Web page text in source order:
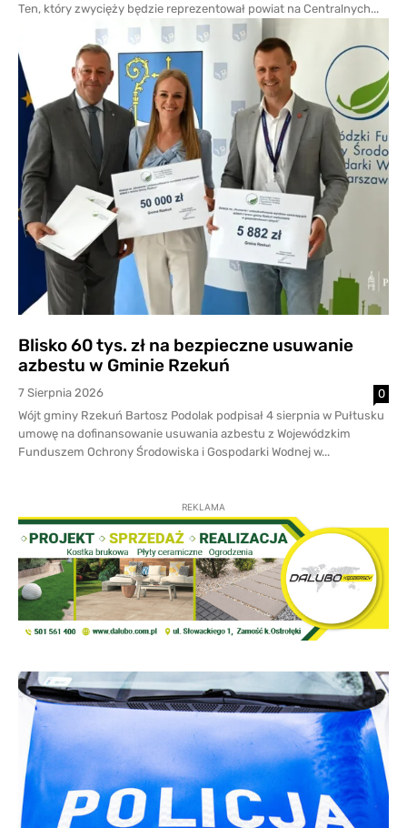
Ten, który zwycięży będzie reprezentował powiat na Centralnych...
Blisko 60 tys. zł na bezpieczne usuwanie
azbestu w Gminie Rzekuń
7 Sierpnia 2026
0
Wójt gminy Rzekuń Bartosz Podolak podpisał 4 sierpnia w Pułtusku
umowę na dofinansowanie usuwania azbestu z Wojewódzkim
Funduszem Ochrony Środowiska i Gospodarki Wodnej w...
REKLAMA